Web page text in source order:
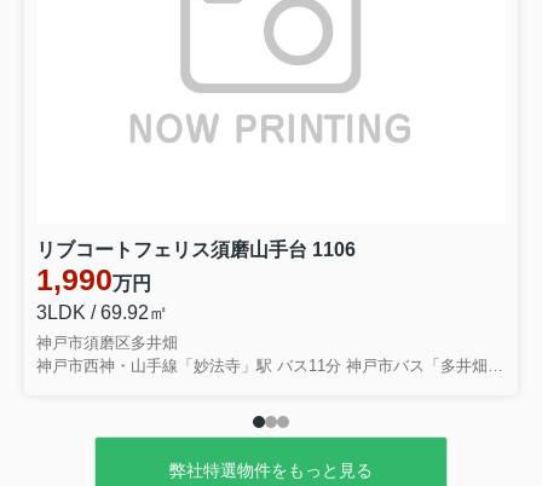
空き家活用で損しない補助金活用術！
所有者が知っておきたい基礎...
相続した空き家をそのまま放置してい
るが、このままで良いのか不安に感じ
2026.07.07
相続した空き家をそのまま放置してい
ていませんか。固定資産税や維持管理
の負担は増える一方で、活用の仕方や
にしてしまう方も少なくありませ...
リブコートフェリス須磨山手台 1106
1,990万円
3LDK / 69.92㎡
神戸市須磨区多井畑
弊社特選物件をもっと見る